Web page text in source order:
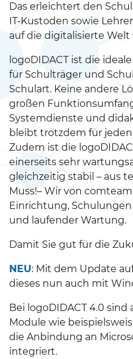
Das erleichtert den
IT-Kustoden sowie
auf die digitalisierte Welt
logoDIDACT ist die
für Schulträger und
Schulart. Keine andere
großen
Systemdienste und
bleibt trotzdem für
Zudem ist die
einerseits sehr
gleichzeitig stabil – aus
Muss!– Wir von
Einrichtung, Schulungen
und laufender Wartung.
Damit Sie gut für die
NEU: Mit dem Update
dieses nun auch mit
Bei logoDIDACT 4.0
Module wie
die Anbindung an
integriert.